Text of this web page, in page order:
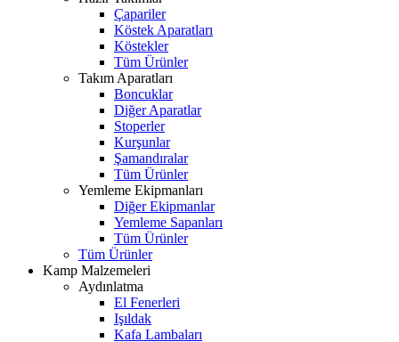
Çapariler
Köstek Aparatları
Köstekler
Tüm Ürünler
Takım Aparatları
Boncuklar
Diğer Aparatlar
Stoperler
Kurşunlar
Şamandıralar
Tüm Ürünler
Yemleme Ekipmanları
Diğer Ekipmanlar
Yemleme Sapanları
Tüm Ürünler
Tüm Ürünler
Kamp Malzemeleri
Aydınlatma
El Fenerleri
Işıldak
Kafa Lambaları